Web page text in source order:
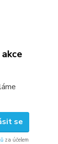
se
za účelem